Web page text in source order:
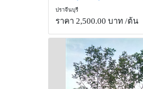
ปราจีนบุรี
ราคา 2,500.00 บาท /ต้น